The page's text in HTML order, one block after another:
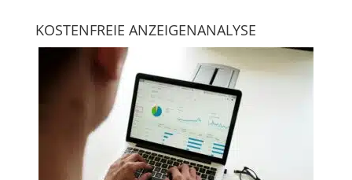
KOSTENFREIE ANZEIGENANALYSE